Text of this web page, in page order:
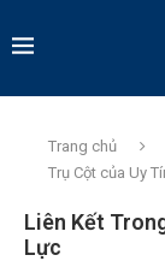
Trang chủ
Trụ Cột của Uy
Liên Kết
Lực